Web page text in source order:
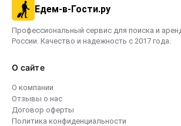
Едем-в-Гости.ру
Профессиональный сервис для поиска и
России. Качество и надежность с 2017 года.
О сайте
О компании
Отзывы о нас
Договор оферты
Политика конфиденциальности